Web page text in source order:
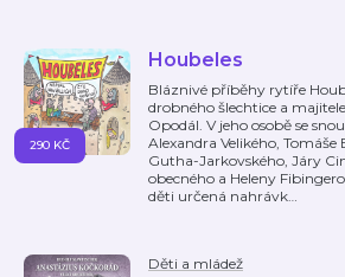
Houbeles
Bláznivé příběhy rytíře
drobného šlechtice a
Opodál. V jeho osobě se
Alexandra Velikého, Tomáše
Gutha-Jarkovského, Járy
obecného a Heleny
děti určená nahrávk…
290 KČ
Děti a mládež